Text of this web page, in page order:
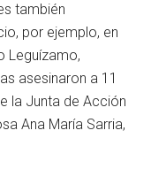
también
por ejemplo, en
Leguízamo,
asesinaron a 11
la Junta de Acción
Ana María Sarria,